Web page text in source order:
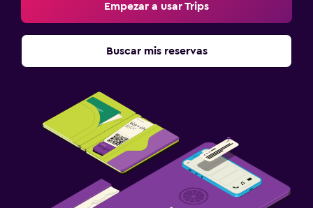
Empezar a usar Trips
Buscar mis reservas